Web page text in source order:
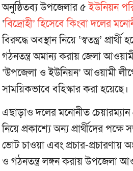
অনুষ্ঠিতব্য উপজেলার ৫ইউনিয়ন
‘বিদ্রোহী’ হিসেবে কিংবা দলের
বিরুদ্ধে অবস্থান নিয়ে ‘স্বতন্ত্র’
গঠনতন্ত্র অমান্য করায় জেলা
‘উপজেলা ও ইউনিয়ন’ আওয়ামী
সাময়িকভাবে বহিস্কার করা হয়েছে।
এছাড়াও দলের মনোনীত চেয়ারম্যান
নিয়ে প্রকাশ্যে অন্য প্রার্থীদের
ভোট চাওয়া এবং প্রচার-প্রচারণায়
ও গঠনতন্ত্র লঙ্গন করায় উপজেলা